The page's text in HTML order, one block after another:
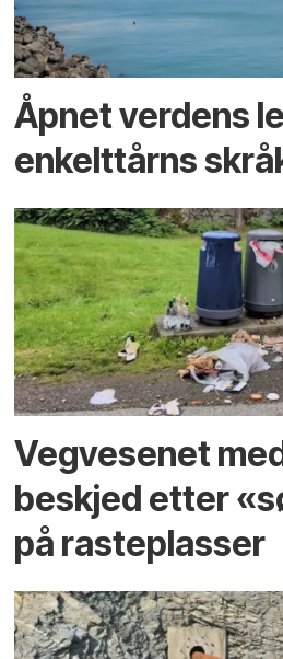
Åpnet verdens
enkelt­tårns
Vegvesenet
beskjed etter
på rasteplasser